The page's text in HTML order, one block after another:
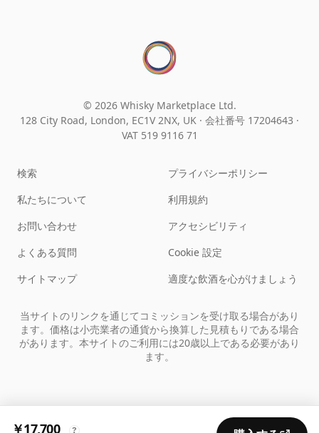
￥17,700 ?
© 2026 Whisky Marketplace Ltd.
128 City Road, London, EC1V 2NX, UK · 会社番号 17204643 ·
VAT 519 9116 71
検索
私たちについて
お問い合わせ
よくある質問
サイトマップ
プライバシーポリシー
利用規約
アクセシビリティ
Cookie 設定
適度な飲酒を心がけましょう
当サイトのリンクを通じてコミッションを受け取る場合があり
ます。価格は小売業者の通貨から換算した見積もりである場合
があります。本サイトのご利用には20歳以上である必要があり
ます。